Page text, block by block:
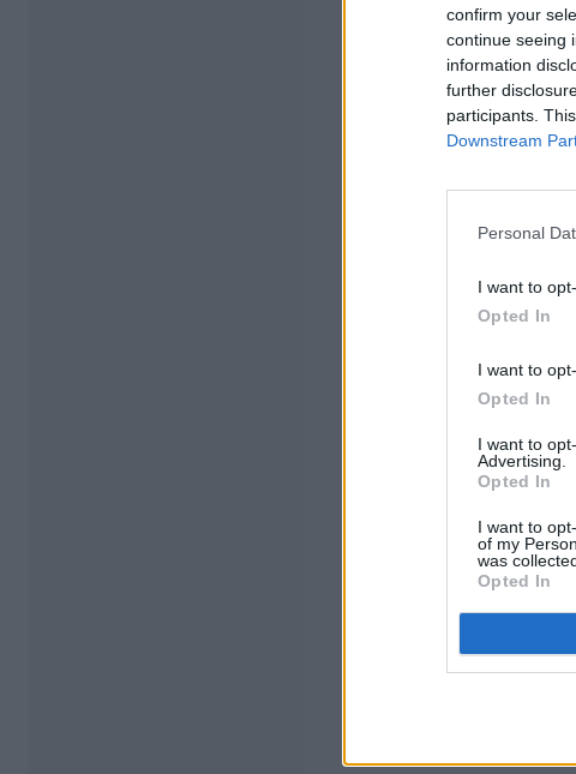
confirm your
continue seeing
information
further
participants.
Downstream
Personal
I want to
Opted In
I want to
Opted In
I want to
Advertising.
Opted In
I want to
of my
was
Opted In